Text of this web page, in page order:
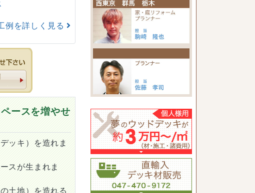
例を詳しく見る
ースを増やせ
ッキ）を造れま
スが生まれま
土地）を造れる